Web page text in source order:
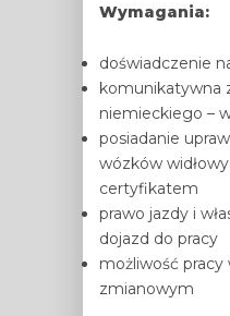
Wymagania:
doświadczenie
komunikatywna
niemieckiego –
posiadanie
wózków
certyfikatem
prawo jazdy i
dojazd do pracy
możliwość pracy
zmianowym